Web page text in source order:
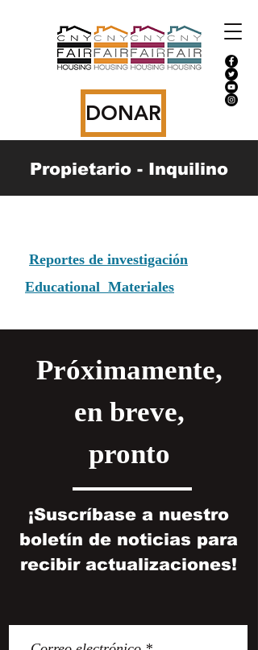
DONAR
Propietario - Inquilino
Reportes de investigación
Educational Materiales
Próximamente,
en breve,
pronto
¡Suscríbase a nuestro
boletín de noticias para
recibir actualizaciones!